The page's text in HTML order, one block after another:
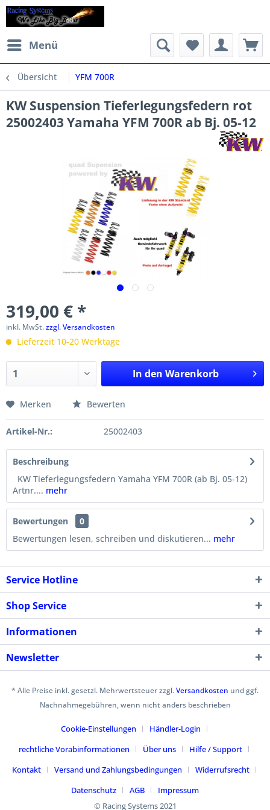
Menü
Übersicht YFM 700R
KW Suspension Tieferlegungsfedern rot
25002403 Yamaha YFM 700R ab Bj. 05-12
319,00 € *
inkl. MwSt.zzgl. Versandkosten
Lieferzeit 10-20 Werktage
In den Warenkorb
Merken Bewerten
Artikel-Nr.: 25002403
Beschreibung
KW Tieferlegungsfedern Yamaha YFM 700R (ab Bj. 05-12)
Artnr.... mehr
Bewertungen
0
Bewertungen lesen, schreiben und diskutieren... mehr
Service Hotline
Shop Service
Informationen
Newsletter
* Alle Preise inkl. gesetzl. Mehrwertsteuer zzgl.Versandkosten und ggf.
Nachnahmegebühren, wenn nicht anders beschrieben
Cookie-Einstellungen
Händler-Login
rechtliche Vorabinformationen
Über uns
Hilfe / Support
Kontakt
Versand und Zahlungsbedingungen
Widerrufsrecht
Datenschutz
AGB
Impressum
© Racing Systems 2021